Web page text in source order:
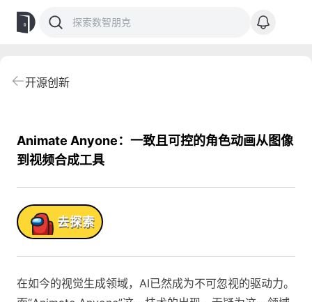
开源创新
Animate Anyone：一致且可控的角色动画从图像
到视频合成工具
! 去探索
在如今的视觉生成领域，AI已然成为不可忽视的驱动力。